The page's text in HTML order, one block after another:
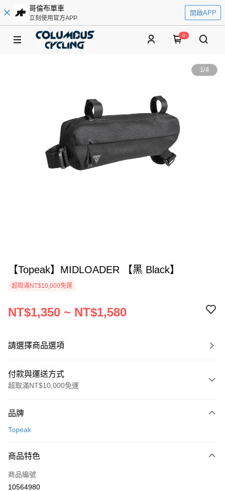
哥倫布單車
立刻使用官方APP
開啟APP
0
1/4
【Topeak】MIDLOADER 【黑 Black】
超取滿NT$10,000免運
NT$1,350 ~ NT$1,580
請選擇商品選項
付款與運送方式
超取滿NT$10,000免運
信用卡一次付款
Apple Pay
ATM付款
品牌
Topeak
商品特色
商品編號
10564980